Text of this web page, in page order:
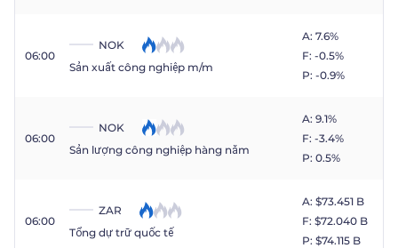
06:00
NOK
Sản xuất công nghiệp m/m
A: 7.6%
F: -0.5%
P: -0.9%
06:00
NOK
Sản lượng công nghiệp hàng năm
A: 9.1%
F: -3.4%
P: 0.5%
06:00
ZAR
Tổng dự trữ quốc tế
A: $​73.451 B
F: $​72.040 B
P: $​74.115 B